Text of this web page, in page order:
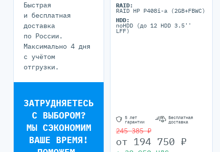
Быстрая
и бесплатная
доставка
по России.
Максимально 4 дня
с учётом
отгрузки.
ЗАТРУДНЯЕТЕСЬ
С ВЫБОРОМ?
МЫ СЭКОНОМИМ
ВАШЕ ВРЕМЯ!
портов)
RAID:
RAID HP P408i-a (2GB+FBWC)
HDD:
noHDD (до 12 HDD 3.5''
LFF)
5 лет
гарантии
Бесплатная
доставка
245 385 ₽
от 194 750 ₽